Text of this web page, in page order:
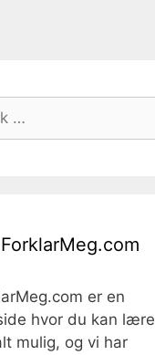
er en
hvor du kan lære
mulig, og vi har